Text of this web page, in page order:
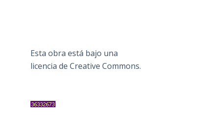
Esta obra está bajo una
licencia de Creative Commons.